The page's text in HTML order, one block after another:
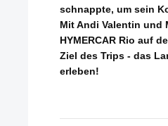
schnappte, um sein
Mit Andi Valentin und
HYMERCAR Rio auf
Ziel des Trips - das
erleben!